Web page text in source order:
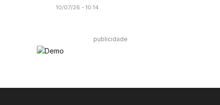
10/07/26 - 10:14
publicidade